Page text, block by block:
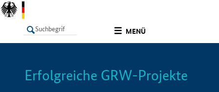
MENÜ
LISTE Info
Erfolgreiche GRW-Projekte